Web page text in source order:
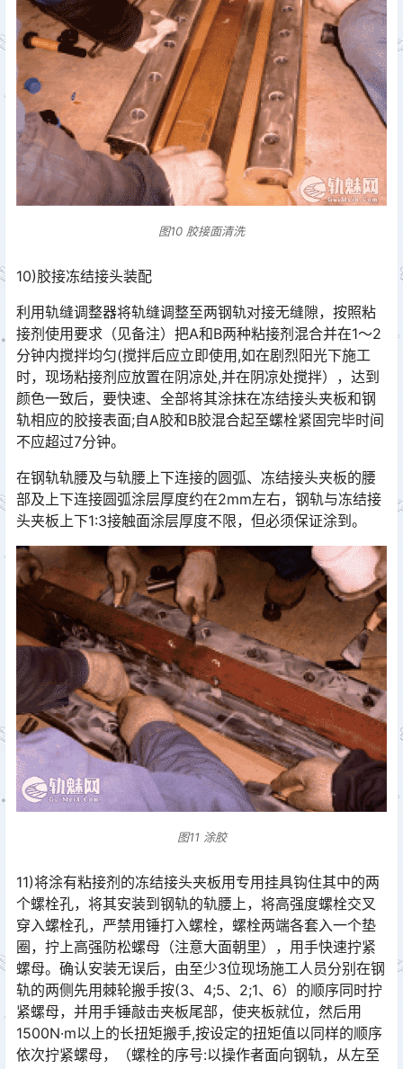
图10 胶接面清洗
10)胶接冻结接头装配
利用轨缝调整器将轨缝调整至两钢轨对接无缝隙，按照粘
接剂使用要求（见备注）把A和B两种粘接剂混合并在1～2
分钟内搅拌均匀(搅拌后应立即使用,如在剧烈阳光下施工
时，现场粘接剂应放置在阴凉处,并在阴凉处搅拌），达到
颜色一致后，要快速、全部将其涂抹在冻结接头夹板和钢
轨相应的胶接表面;自A胶和B胶混合起至螺栓紧固完毕时间
不应超过7分钟。󠅅󠅃󠄵󠅂󠄪󠇖󠆨󠆨󠇕󠆞󠆒󠅬󠇘󠆭󠆘󠇙󠆝󠅵󠇗󠆭󠆁󠄐󠇗󠅹󠅸󠇖󠆍󠅳󠇖󠅹󠅰󠇖󠆌󠅹
在钢轨轨腰及与轨腰上下连接的圆弧、冻结接头夹板的腰
部及上下连接圆弧涂层厚度约在2mm左右，钢轨与冻结接
头夹板上下1:3接触面涂层厚度不限，但必须保证涂到。
图11 涂胶
11)将涂有粘接剂的冻结接头夹板用专用挂具钩住其中的两
个螺栓孔，将其安装到钢轨的轨腰上，将高强度螺栓交叉
穿入螺栓孔，严禁用锤打入螺栓，螺栓两端各套入一个垫
圈，拧上高强防松螺母（注意大面朝里），用手快速拧紧
螺母。确认安装无误后，由至少3位现场施工人员分别在钢
轨的两侧先用棘轮搬手按(3、4;5、2;1、6）的顺序同时拧
紧螺母，并用手锤敲击夹板尾部，使夹板就位，然后用
1500N·m以上的长扭矩搬手,按设定的扭矩值以同样的顺序
依次拧紧螺母，（螺栓的序号:以操作者面向钢轨，从左至